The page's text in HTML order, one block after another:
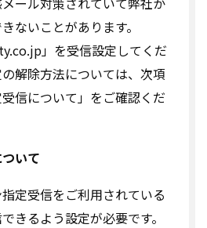
ないことがあります。
」を受信設定してくだ
解除方法については、次項
信について」をご確認くだ
いて
定受信をご利用されている
きるよう設定が必要です。